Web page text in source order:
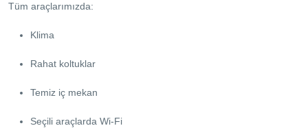
Tüm araçlarımızda:
Klima
Rahat koltuklar
Temiz iç mekan
Seçili araçlarda Wi-Fi